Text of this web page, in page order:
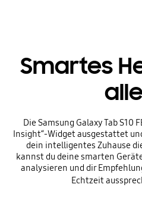
Smartes
Die Samsung Galaxy Tab S10
Insight“-Widget ausgestattet
dein intelligentes Zuhause
kannst du deine smarten
analysieren und dir
Echtzeit